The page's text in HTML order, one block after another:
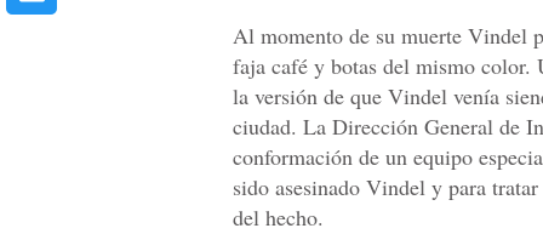
Al momento de su muerte Vindel
faja café y botas del mismo color.
la versión de que Vindel venía
ciudad. La Dirección General de
conformación de un equipo
sido asesinado Vindel y para
del hecho.